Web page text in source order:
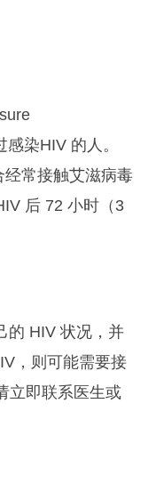
染HIV 的人。
常接触艾滋病毒
后 72 小时（3
的 HIV 状况，并
，则可能需要接
立即联系医生或